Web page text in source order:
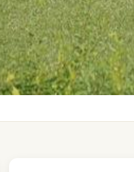
お弁当・
VILLA — 1日
森の一棟貸
詳細・ご予約